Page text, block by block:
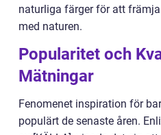
naturliga färger för att
med naturen.
Popularitet och
Mätningar
Fenomenet inspiration för
populärt de senaste åren.